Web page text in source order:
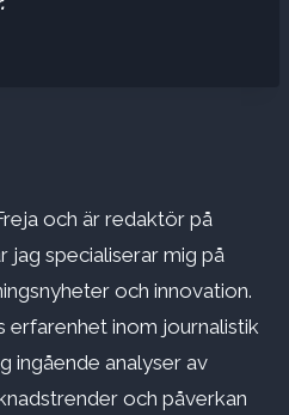
och är redaktör på
jag specialiserar mig på
och innovation.
erfarenhet inom journalistik
ingående analyser av
och påverkan